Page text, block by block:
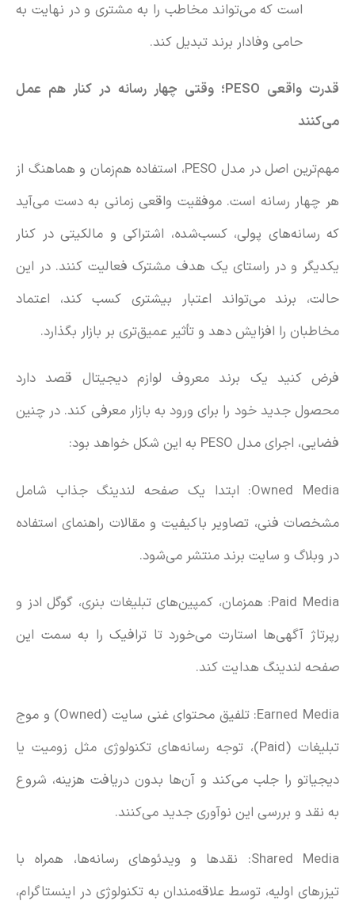
است که می‌تواند مخاطب را به مشتری و در نهایت به
حامی وفادار برند تبدیل کند.
قدرت واقعی PESO؛ وقتی چهار رسانه در کنار هم عمل
می‌کنند
مهم‌ترین اصل در مدل PESO، استفاده هم‌زمان و هماهنگ از
هر چهار رسانه است. موفقیت واقعی زمانی به دست می‌آید
که رسانه‌های پولی، کسب‌شده، اشتراکی و مالکیتی در کنار
یکدیگر و در راستای یک هدف مشترک فعالیت کنند. در این
حالت، برند می‌تواند اعتبار بیشتری کسب کند، اعتماد
مخاطبان را افزایش دهد و تأثیر عمیق‌تری بر بازار بگذارد.
فرض کنید یک برند معروف لوازم دیجیتال قصد دارد
محصول جدید خود را برای ورود به بازار معرفی کند. در چنین
فضایی، اجرای مدل PESO به این شکل خواهد بود:
Owned Media: ابتدا یک صفحه لندینگ جذاب شامل
مشخصات فنی، تصاویر باکیفیت و مقالات راهنمای استفاده
در وبلاگ و سایت برند منتشر می‌شود.
Paid Media: همزمان، کمپین‌های تبلیغات بنری، گوگل ادز و
رپرتاژ آگهی‌ها استارت می‌خورد تا ترافیک را به سمت این
صفحه لندینگ هدایت کند.
Earned Media: تلفیق محتوای غنی سایت (Owned) و موج
تبلیغات (Paid)، توجه رسانه‌های تکنولوژی مثل زومیت یا
دیجیاتو را جلب می‌کند و آن‌ها بدون دریافت هزینه، شروع
به نقد و بررسی این نوآوری جدید می‌کنند.
Shared Media: نقدها و ویدئوهای رسانه‌ها، همراه با
تیزرهای اولیه، توسط علاقه‌مندان به تکنولوژی در اینستاگرام،